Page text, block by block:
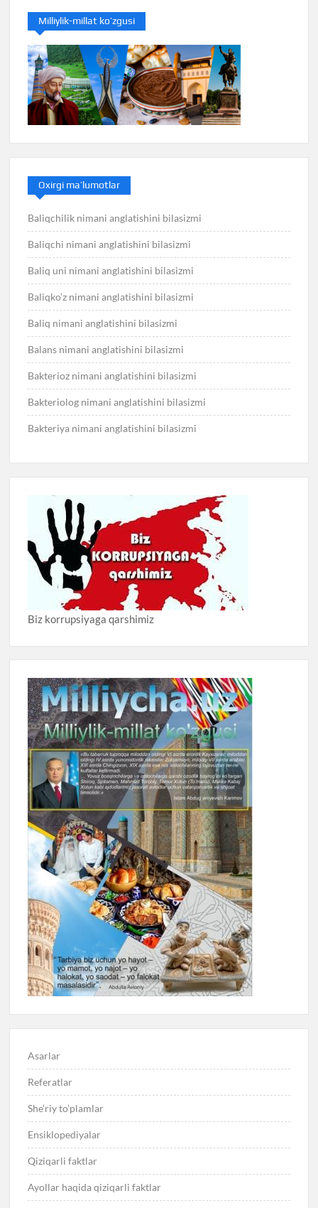
Milliylik-millat ko’zgusi
Oxirgi ma’lumotlar
Baliqchilik nimani anglatishini bilasizmi
Baliqchi nimani anglatishini bilasizmi
Baliq uni nimani anglatishini bilasizmi
Baliqko’z nimani anglatishini bilasizmi
Baliq nimani anglatishini bilasizmi
Balans nimani anglatishini bilasizmi
Bakterioz nimani anglatishini bilasizmi
Bakteriolog nimani anglatishini bilasizmi
Bakteriya nimani anglatishini bilasizmi
Biz korrupsiyaga qarshimiz
Asarlar
Referatlar
She’riy to’plamlar
Ensiklopediyalar
Qiziqarli faktlar
Ayollar haqida qiziqarli faktlar